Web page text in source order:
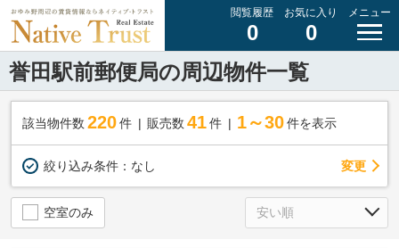
閲覧履歴
0
お気に入り
0
メニュー
誉田駅前郵便局の周辺物件一覧
該当物件数 220件 販売数 41 件 1～30 件を表示
絞り込み条件： なし 変更
空室のみ